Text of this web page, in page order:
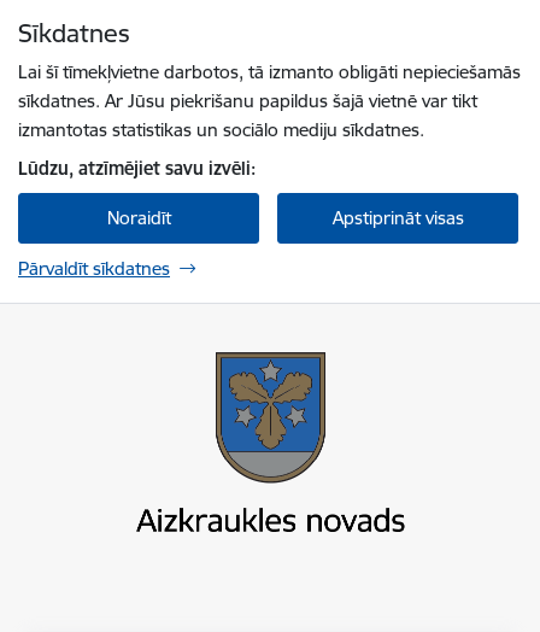
Sīkdatnes
Lai šī tīmekļvietne darbotos, tā izmanto obligāti nepieciešamās
sīkdatnes. Ar Jūsu piekrišanu papildus šajā vietnē var tikt
izmantotas statistikas un sociālo mediju sīkdatnes.
Lūdzu, atzīmējiet savu izvēli:
Noraidīt Apstiprināt visas
Pārvaldīt sīkdatnes